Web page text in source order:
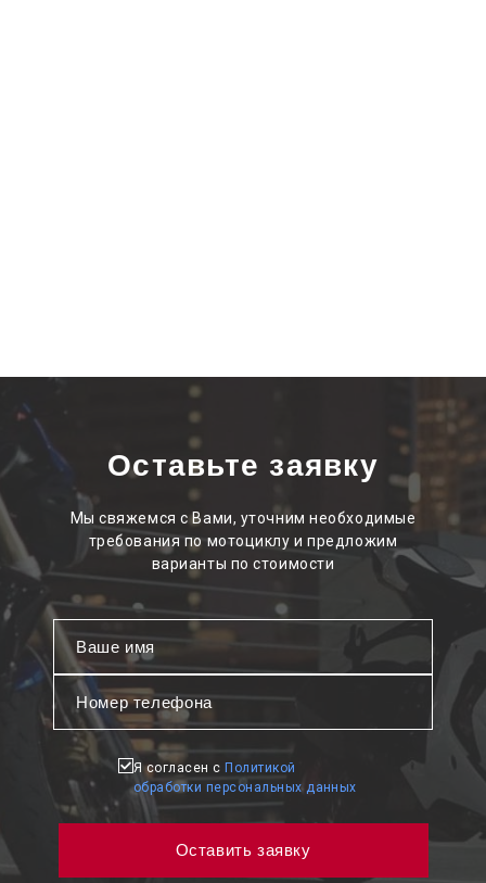
Оставьте заявку
Мы свяжемся с Вами, уточним необходимые
требования по мотоциклу и предложим
варианты по стоимости
Я согласен с Политикой
обработки персональных данных